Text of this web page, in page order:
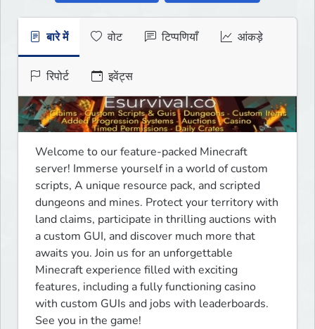
बारे में वोट टिप्पणियाँ आंकड़े
रिपोर्ट इवेंट्स
Welcome to our feature-packed Minecraft
server! Immerse yourself in a world of custom
scripts, A unique resource pack, and scripted
dungeons and mines. Protect your territory with
land claims, participate in thrilling auctions with
a custom GUI, and discover much more that
awaits you. Join us for an unforgettable
Minecraft experience filled with exciting
features, including a fully functioning casino
with custom GUIs and jobs with leaderboards.
See you in the game!